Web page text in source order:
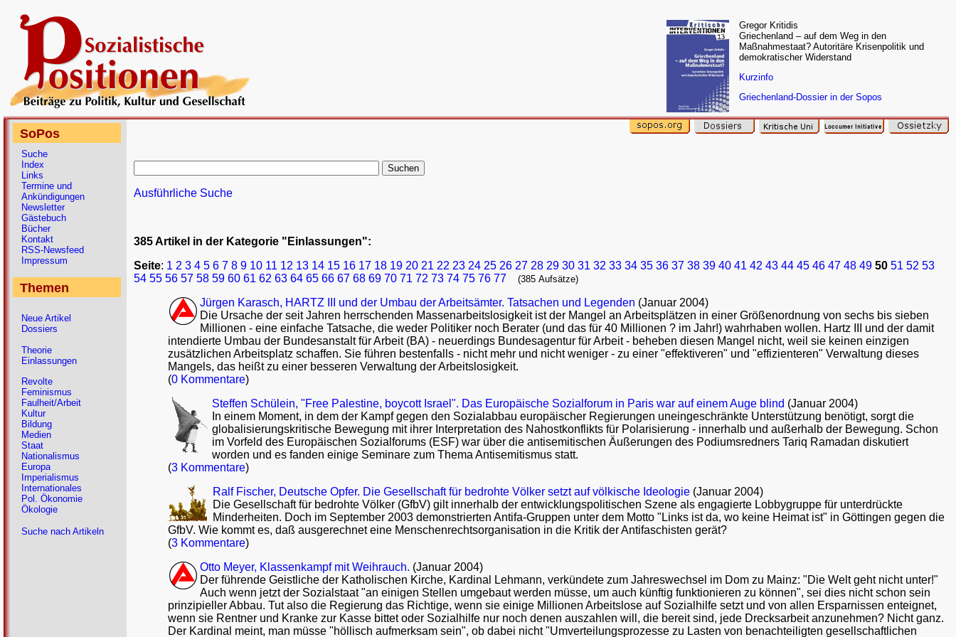
Gregor Kritidis
Griechenland – auf dem Weg in den
Maßnahmestaat? Autoritäre Krisenpolitik und
demokratischer Widerstand
Kurzinfo
Griechenland-Dossier in der Sopos
Ausführliche Suche
385 Artikel in der Kategorie "Einlassungen":
Seite: 1 2 3 4 5 6 7 8 9 10 11 12 13 14 15 16 17 18 19 20 21 22 23 24 25 26 27 28 29 30 31 32 33 34 35 36 37 38 39 40 41 42 43 44 45 46 47 48 49 50 51 52 53
54 55 56 57 58 59 60 61 62 63 64 65 66 67 68 69 70 71 72 73 74 75 76 77 (385 Aufsätze)
Jürgen Karasch, HARTZ III und der Umbau der Arbeitsämter. Tatsachen und Legenden (Januar 2004)
Die Ursache der seit Jahren herrschenden Massenarbeitslosigkeit ist der Mangel an Arbeitsplätzen in einer Größenordnung von sechs bis sieben
Millionen - eine einfache Tatsache, die weder Politiker noch Berater (und das für 40 Millionen ? im Jahr!) wahrhaben wollen. Hartz III und der damit
intendierte Umbau der Bundesanstalt für Arbeit (BA) - neuerdings Bundesagentur für Arbeit - beheben diesen Mangel nicht, weil sie keinen einzigen
zusätzlichen Arbeitsplatz schaffen. Sie führen bestenfalls - nicht mehr und nicht weniger - zu einer "effektiveren" und "effizienteren" Verwaltung dieses
Mangels, das heißt zu einer besseren Verwaltung der Arbeitslosigkeit.
(0 Kommentare)
Steffen Schülein, "Free Palestine, boycott Israel". Das Europäische Sozialforum in Paris war auf einem Auge blind (Januar 2004)
In einem Moment, in dem der Kampf gegen den Sozialabbau europäischer Regierungen uneingeschränkte Unterstützung benötigt, sorgt die
globalisierungskritische Bewegung mit ihrer Interpretation des Nahostkonflikts für Polarisierung - innerhalb und außerhalb der Bewegung. Schon
im Vorfeld des Europäischen Sozialforums (ESF) war über die antisemitischen Äußerungen des Podiumsredners Tariq Ramadan diskutiert
worden und es fanden einige Seminare zum Thema Antisemitismus statt.
(3 Kommentare)
Ralf Fischer, Deutsche Opfer. Die Gesellschaft für bedrohte Völker setzt auf völkische Ideologie (Januar 2004)
Die Gesellschaft für bedrohte Völker (GfbV) gilt innerhalb der entwicklungspolitischen Szene als engagierte Lobbygruppe für unterdrückte
Minderheiten. Doch im September 2003 demonstrierten Antifa-Gruppen unter dem Motto "Links ist da, wo keine Heimat ist" in Göttingen gegen die
GfbV. Wie kommt es, daß ausgerechnet eine Menschenrechtsorganisation in die Kritik der Antifaschisten gerät?
(3 Kommentare)
Otto Meyer, Klassenkampf mit Weihrauch. (Januar 2004)
Der führende Geistliche der Katholischen Kirche, Kardinal Lehmann, verkündete zum Jahreswechsel im Dom zu Mainz: "Die Welt geht nicht unter!"
Auch wenn jetzt der Sozialstaat "an einigen Stellen umgebaut werden müsse, um auch künftig funktionieren zu können", sei dies nicht schon sein
prinzipieller Abbau. Tut also die Regierung das Richtige, wenn sie einige Millionen Arbeitslose auf Sozialhilfe setzt und von allen Ersparnissen enteignet,
wenn sie Rentner und Kranke zur Kasse bittet oder Sozialhilfe nur noch denen auszahlen will, die bereit sind, jede Drecksarbeit anzunehmen? Nicht ganz.
Der Kardinal meint, man müsse "höllisch aufmerksam sein", ob dabei nicht "Umverteilungsprozesse zu Lasten von benachteiligten gesellschaftlichen
SoPos
Suche
Index
Links
Termine und
Ankündigungen
Newsletter
Gästebuch
Bücher
Kontakt
RSS-Newsfeed
Impressum
Themen
Neue Artikel
Dossiers
Theorie
Einlassungen
Revolte
Feminismus
Faulheit/Arbeit
Kultur
Bildung
Medien
Staat
Nationalismus
Europa
Imperialismus
Internationales
Pol. Ökonomie
Ökologie
Suche nach Artikeln